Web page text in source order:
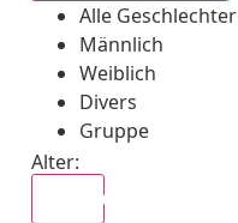
Alle Geschlechter
Männlich
Weiblich
Divers
Gruppe
Alter: